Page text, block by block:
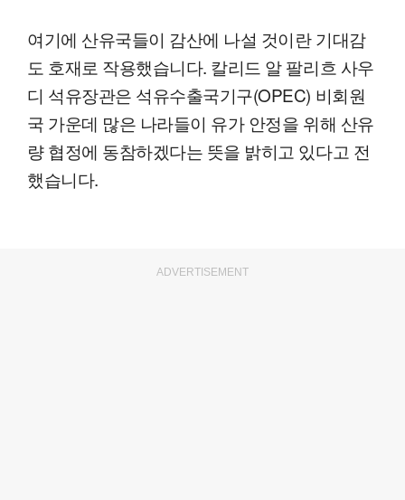
여기에 산유국들이 감산에 나설 것이란 기대감
도 호재로 작용했습니다. 칼리드 알 팔리흐 사우
디 석유장관은 석유수출국기구(OPEC) 비회원
국 가운데 많은 나라들이 유가 안정을 위해 산유
량 협정에 동참하겠다는 뜻을 밝히고 있다고 전
했습니다.
ADVERTISEMENT